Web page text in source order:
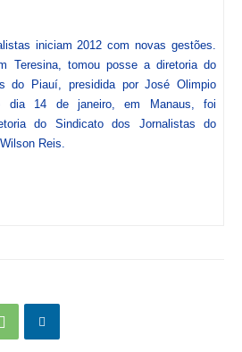
iniciam 2012 com novas gestões.
Teresina, tomou posse a diretoria do
do Piauí, presidida por José Olimpio
dia 14 de janeiro, em Manaus, foi
do Sindicato dos Jornalistas do
Reis.